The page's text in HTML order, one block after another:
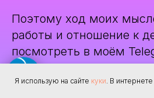
Я использую на сайте куки . В
Поэтому ход моих
работы и отношение к
посмотреть в моём
Перейти